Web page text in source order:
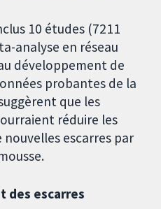
10 études (7211
analyse en réseau
développement de
probantes de la
que les
réduire les
escarres par
des escarres